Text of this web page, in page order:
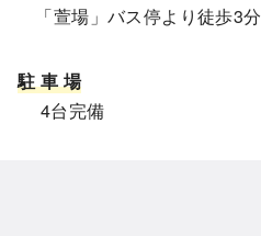
「萱場」バス停より徒歩3分
駐 車 場
4台完備